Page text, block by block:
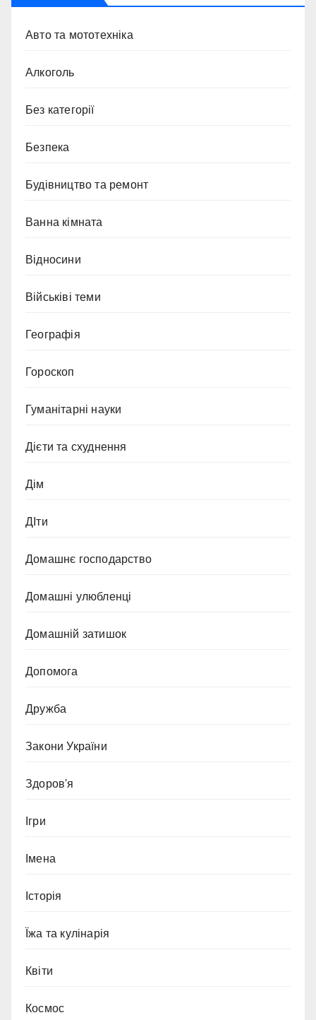
Авто та мототехніка
Алкоголь
Без категорії
Безпека
Будівництво та ремонт
Ванна кімната
Відносини
Військіві теми
Географія
Гороскоп
Гуманітарні науки
Дієти та схуднення
Дім
ДІти
Домашнє господарство
Домашні улюбленці
Домашній затишок
Допомога
Дружба
Закони України
Здоров'я
Ігри
Імена
Історія
Їжа та кулінарія
Квіти
Космос